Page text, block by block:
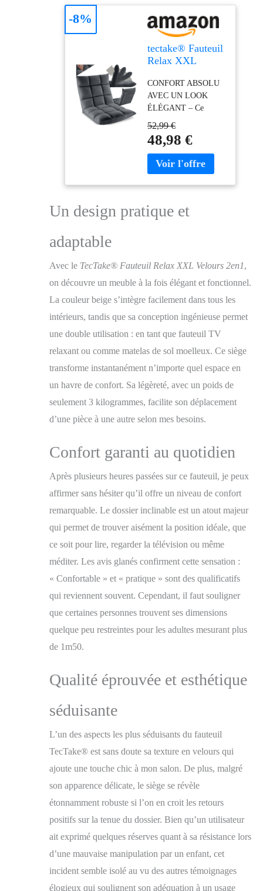
tectake® Fauteuil
Relax XXL
Fauteuil TV &
Matelas de Sol
Moelleux Chaise
Longue de
Relaxation &
méditation
Fauteuil Salon
Confortable avec
Dossier inclinable
Allaitement
CONFORT ABSOLU
AVEC UN LOOK
ÉLÉGANT – Ce
pour transformer votre
salon en un véritable
havre de paix. Avec
son rembourrage épais
un cocon de confort.
Le motif matelassé
dans le salon ou la
chambre. C'est le
parfait pour vos
moments de détente,
lecture ou allaitement.
RÉGLABLE POUR
UN CONFORT
PERSONNALISÉ –
Vous cherchez un
fauteuil 1 place qui
s’adapte à vous ? Ce
positions de dossier
trouver l'angle parfait
pour chaque instant de
lire, regarder la télé ou
faire une sieste, ce
fauteuil salon relax
avec une simplicité
inégalée. HOUSSE
LAVABLE POUR UN
ENTRETIEN FACILE
– Conçu pour un usage
vie. Sa housse en
polyester est non
machine. Idéal pour les
familles et les
impeccable au fil du
temps tout en
conservant son allure
comme grand coussin
pour meubler votre
salon ou votre chambre
sans tracas !
STRUCTURE
SOLIDE ET
52,99 €
48,98 €
-8%
Un design pratique et
adaptable
Avec le TecTake® Fauteuil Relax XXL Velours 2en1,
on découvre un meuble à la fois élégant et fonctionnel.
La couleur beige s’intègre facilement dans tous les
intérieurs, tandis que sa conception ingénieuse permet
une double utilisation : en tant que fauteuil TV
relaxant ou comme matelas de sol moelleux. Ce siège
transforme instantanément n’importe quel espace en
un havre de confort. Sa légèreté, avec un poids de
seulement 3 kilogrammes, facilite son déplacement
d’une pièce à une autre selon mes besoins.
Confort garanti au quotidien
Après plusieurs heures passées sur ce fauteuil, je peux
affirmer sans hésiter qu’il offre un niveau de confort
remarquable. Le dossier inclinable est un atout majeur
qui permet de trouver aisément la position idéale, que
ce soit pour lire, regarder la télévision ou même
méditer. Les avis glanés confirment cette sensation :
« Confortable » et « pratique » sont des qualificatifs
qui reviennent souvent. Cependant, il faut souligner
que certaines personnes trouvent ses dimensions
quelque peu restreintes pour les adultes mesurant plus
de 1m50.
Qualité éprouvée et esthétique
séduisante
L’un des aspects les plus séduisants du fauteuil
TecTake® est sans doute sa texture en velours qui
ajoute une touche chic à mon salon. De plus, malgré
son apparence délicate, le siège se révèle
étonnamment robuste si l’on en croit les retours
positifs sur la tenue du dossier. Bien qu’un utilisateur
ait exprimé quelques réserves quant à sa résistance lors
d’une mauvaise manipulation par un enfant, cet
incident semble isolé au vu des autres témoignages
élogieux qui soulignent son adéquation à un usage